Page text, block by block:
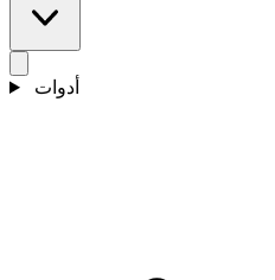
أدوات